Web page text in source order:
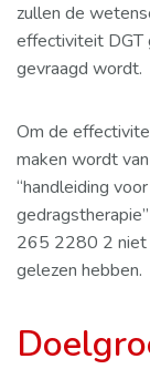
zullen de
effectiviteit DGT
gevraagd wordt.
Om de
maken wordt
“handleiding
265 2280 2 niet
gelezen hebben.